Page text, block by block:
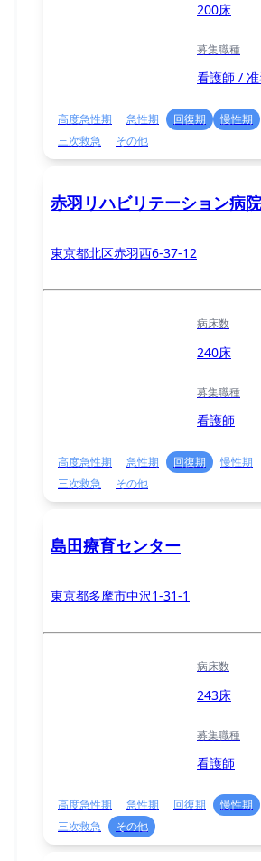
200床
募集職種
看護師 /
高度急性期 急性期 回復期 慢性期
三次救急
その他
赤羽リハビリテーション病院
東京都北区赤羽西6-37-12
病床数
240床
募集職種
看護師
高度急性期 急性期 回復期 慢性期
三次救急
その他
島田療育センター
東京都多摩市中沢1-31-1
病床数
243床
募集職種
看護師
高度急性期 急性期 回復期 慢性期
三次救急
その他